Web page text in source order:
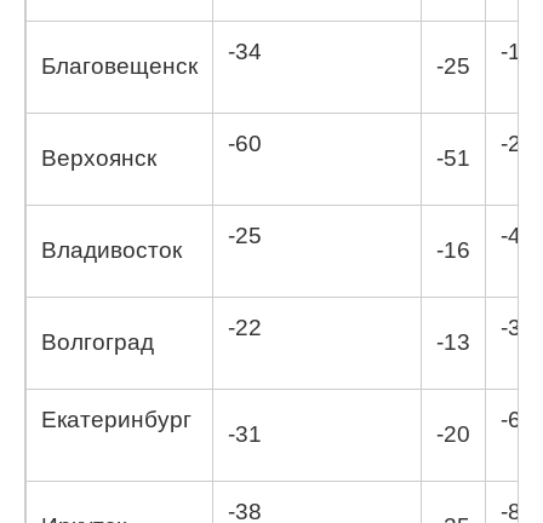
Благовещенск
-34
-25
-
Верхоянск
-60
-51
-22
Владивосток
-25
-16
-4,8
Волгоград
-22
-13
-3.4
Екатеринбург
-31 -20
-6,4
-38 -8,9